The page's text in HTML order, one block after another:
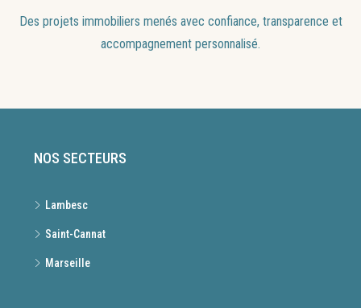
Des projets immobiliers menés avec confiance, transparence et
accompagnement personnalisé.
NOS SECTEURS
Lambesc
Saint-Cannat
Marseille